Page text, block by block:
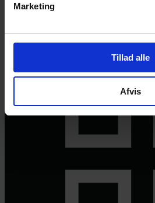
Marketing
Tillad alle
Afvis